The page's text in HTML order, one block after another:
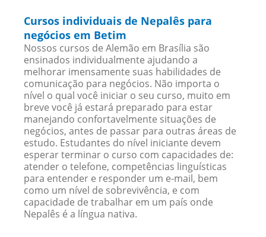
Cursos individuais de Nepalês para
negócios em Betim
Nossos cursos de Alemão em Brasília são
ensinados individualmente ajudando a
melhorar imensamente suas habilidades de
comunicação para negócios. Não importa o
nível o qual você iniciar o seu curso, muito em
breve você já estará preparado para estar
manejando confortavelmente situações de
negócios, antes de passar para outras áreas de
estudo. Estudantes do nível iniciante devem
esperar terminar o curso com capacidades de:
atender o telefone, competências linguísticas
para entender e responder um e-mail, bem
como um nível de sobrevivência, e com
capacidade de trabalhar em um país onde
Nepalês é a língua nativa.